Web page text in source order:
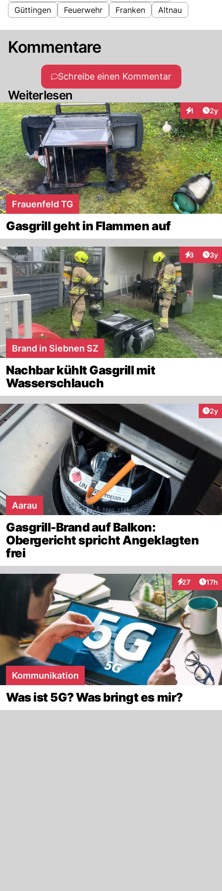
Güttingen Feuerwehr Franken Altnau
Kommentare
Schreibe einen Kommentar
Weiterlesen
1 2y
Frauenfeld TG
Gasgrill geht in Flammen auf
3 3y
Brand in Siebnen SZ
Nachbar kühlt Gasgrill mit
Wasserschlauch
2y
Aarau
Gasgrill-Brand auf Balkon:
Obergericht spricht Angeklagten
frei
27
Interaktionen
17h
Kommunikation
Was ist 5G? Was bringt es mir?